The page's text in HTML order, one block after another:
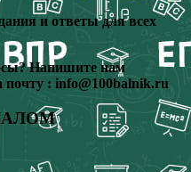
и ответы для всех
Напишите нам
почту : info@100balnik.ru